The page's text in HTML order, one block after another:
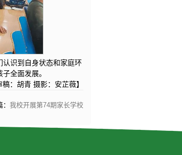
识到自身状态和家庭环
全面发展。
稿：胡青 摄影：安芷薇】
我校开展第74期家长学校